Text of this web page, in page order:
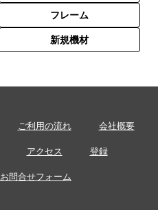
フレーム
新規機材
ご利用の流れ 会社概要
アクセス 登録
お問合せフォーム